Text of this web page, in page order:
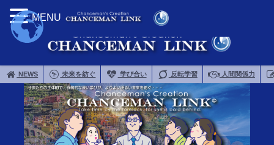
NEWS 未来を紡ぐ 学び合い 反転学習 人間関係力
MENU